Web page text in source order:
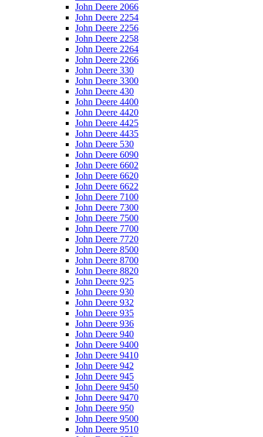
John Deere 2066
John Deere 2254
John Deere 2256
John Deere 2258
John Deere 2264
John Deere 2266
John Deere 330
John Deere 3300
John Deere 430
John Deere 4400
John Deere 4420
John Deere 4425
John Deere 4435
John Deere 530
John Deere 6090
John Deere 6602
John Deere 6620
John Deere 6622
John Deere 7100
John Deere 7300
John Deere 7500
John Deere 7700
John Deere 7720
John Deere 8500
John Deere 8700
John Deere 8820
John Deere 925
John Deere 930
John Deere 932
John Deere 935
John Deere 936
John Deere 940
John Deere 9400
John Deere 9410
John Deere 942
John Deere 945
John Deere 9450
John Deere 9470
John Deere 950
John Deere 9500
John Deere 9510